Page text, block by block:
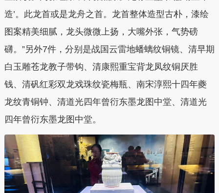
造’。此龙首或是龙舟之首。龙首整体造型古朴，漆绘
图案精美细腻，龙头微微上扬，大嘴外张，气势磅
礴。”另外7件，分别是战国云雷地蟠螭纹铜镜、清早期
白玉雕苍龙教子带钩、清康熙重宝背龙凤纹铜厌胜
钱、清矾红彩双龙戏珠纹瓷梅瓶、南宋淳熙十四年夔
龙纹青铜钟、清道光四年曾衍东墨龙图中堂、清道光
四年曾衍东墨龙图中堂。